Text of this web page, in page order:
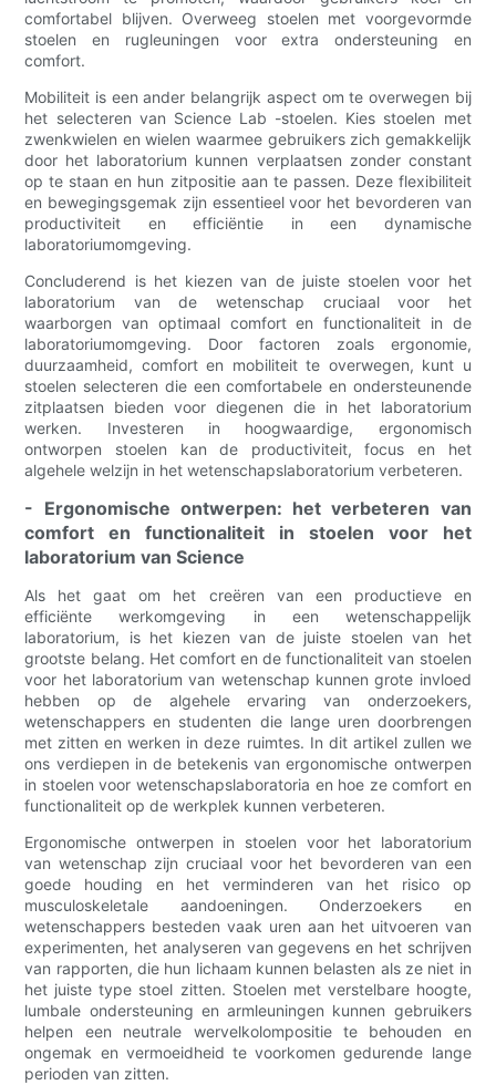
comfortabel blijven. Overweeg stoelen met voorgevormde
stoelen en rugleuningen voor extra ondersteuning en
comfort.
Mobiliteit is een ander belangrijk aspect om te overwegen bij
het selecteren van Science Lab -stoelen. Kies stoelen met
zwenkwielen en wielen waarmee gebruikers zich gemakkelijk
door het laboratorium kunnen verplaatsen zonder constant
op te staan ​​en hun zitpositie aan te passen. Deze flexibiliteit
en bewegingsgemak zijn essentieel voor het bevorderen van
productiviteit en efficiëntie in een dynamische
laboratoriumomgeving.
Concluderend is het kiezen van de juiste stoelen voor het
laboratorium van de wetenschap cruciaal voor het
waarborgen van optimaal comfort en functionaliteit in de
laboratoriumomgeving. Door factoren zoals ergonomie,
duurzaamheid, comfort en mobiliteit te overwegen, kunt u
stoelen selecteren die een comfortabele en ondersteunende
zitplaatsen bieden voor diegenen die in het laboratorium
werken. Investeren in hoogwaardige, ergonomisch
ontworpen stoelen kan de productiviteit, focus en het
algehele welzijn in het wetenschapslaboratorium verbeteren.
- Ergonomische ontwerpen: het verbeteren van
comfort en functionaliteit in stoelen voor het
laboratorium van Science
Als het gaat om het creëren van een productieve en
efficiënte werkomgeving in een wetenschappelijk
laboratorium, is het kiezen van de juiste stoelen van het
grootste belang. Het comfort en de functionaliteit van stoelen
voor het laboratorium van wetenschap kunnen grote invloed
hebben op de algehele ervaring van onderzoekers,
wetenschappers en studenten die lange uren doorbrengen
met zitten en werken in deze ruimtes. In dit artikel zullen we
ons verdiepen in de betekenis van ergonomische ontwerpen
in stoelen voor wetenschapslaboratoria en hoe ze comfort en
functionaliteit op de werkplek kunnen verbeteren.
Ergonomische ontwerpen in stoelen voor het laboratorium
van wetenschap zijn cruciaal voor het bevorderen van een
goede houding en het verminderen van het risico op
musculoskeletale aandoeningen. Onderzoekers en
wetenschappers besteden vaak uren aan het uitvoeren van
experimenten, het analyseren van gegevens en het schrijven
van rapporten, die hun lichaam kunnen belasten als ze niet in
het juiste type stoel zitten. Stoelen met verstelbare hoogte,
lumbale ondersteuning en armleuningen kunnen gebruikers
helpen een neutrale wervelkolompositie te behouden en
ongemak en vermoeidheid te voorkomen gedurende lange
perioden van zitten.